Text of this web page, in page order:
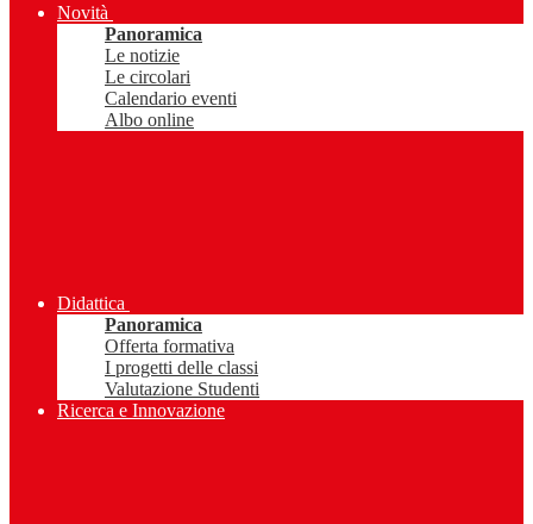
Novità
Panoramica
Le notizie
Le circolari
Calendario eventi
Albo online
Didattica
Panoramica
Offerta formativa
I progetti delle classi
Valutazione Studenti
Ricerca e Innovazione